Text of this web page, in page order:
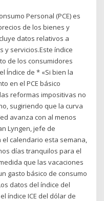
Personal (PCE) es
de los bienes y
datos relativos a
y servicios.Este índice
de los consumidores
Índice de * «Si bien la
en el PCE básico
reformas impositivas no
sugiriendo que la curva
avanza con al menos
Lyngen, jefe de
calendario esta semana,
días tranquilos para el
que las vacaciones
gasto básico de consumo
datos del índice del
índice ICE del dólar de